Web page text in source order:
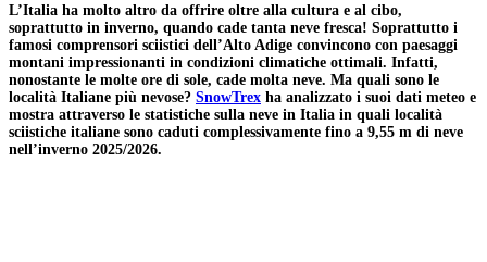
L’Italia ha molto altro da offrire oltre alla cultura e al cibo,
soprattutto in inverno, quando cade tanta neve fresca! Soprattutto i
famosi comprensori sciistici dell’Alto Adige convincono con paesaggi
montani impressionanti in condizioni climatiche ottimali. Infatti,
nonostante le molte ore di sole, cade molta neve. Ma quali sono le
località Italiane più nevose? SnowTrex ha analizzato i suoi dati meteo e
mostra attraverso le statistiche sulla neve in Italia in quali località
sciistiche italiane sono caduti complessivamente fino a 9,55 m di neve
nell’inverno 2025/2026.